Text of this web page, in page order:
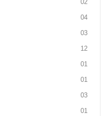
02
04
03
12
01
01
03
01